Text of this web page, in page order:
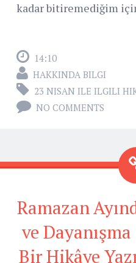
kadar bitiremediğim
14:10
HAKKINDA BILGI
23 NISAN ILE ILGILI
NO COMMENTS
Ramazan
ve
Bir Hikâye